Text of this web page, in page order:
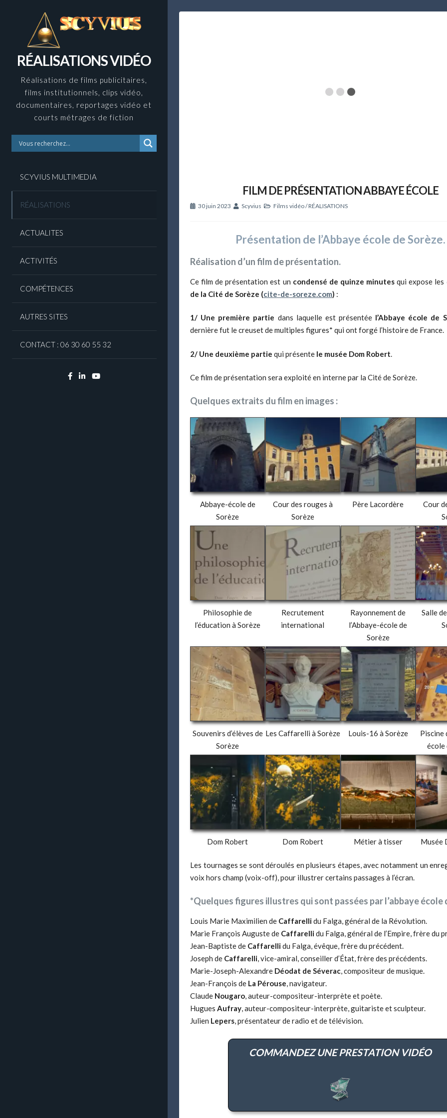
RÉALISATIONS VIDÉO
Réalisations de films publicitaires,
films institutionnels, clips vidéo,
documentaires, reportages vidéo et
courts métrages de fiction
SCYVIUS MULTIMEDIA
RÉALISATIONS
ACTUALITES
ACTIVITÉS
COMPÉTENCES
AUTRES SITES
CONTACT : 06 30 60 55 32
Facebook
LinkedinYouTube
FILM DE PRÉSENTATION ABBAYE ÉCOLE
30 juin 2023 Scyvius Films vidéo/RÉALISATIONS
Présentation de l’Abbaye école de Sorèze.
Réalisation d’un film de présentation.
Ce film de présentation est un condensé de quinze minutes qui expose les
de la Cité de Sorèze (cite-de-soreze.com) :
1/ Une première partie dans laquelle est présentée l’Abbaye école de
dernière fut le creuset de multiples figures* qui ont forgé l’histoire de France.
2/ Une deuxième partie qui présente le musée Dom Robert.
Ce film de présentation sera exploité en interne par la Cité de Sorèze.
Quelques extraits du film en images :
Abbaye-école de
Sorèze
Cour des rouges à
Sorèze
Père Lacordère
Cour
Philosophie de
l’éducation à Sorèze
Recrutement
international
Rayonnement de
l’Abbaye-école de
Sorèze
Salle
Souvenirs d’élèves de
Sorèze
Les Caffarelli à Sorèze Louis-16 à Sorèze
Piscine
école
Dom Robert Dom Robert Métier à tisser Musée
Les tournages se sont déroulés en plusieurs étapes, avec notamment un
voix hors champ (voix-off), pour illustrer certains passages à l’écran.
*Quelques figures illustres qui sont passées par l’abbaye école
Louis Marie Maximilien de Caffarellidu Falga, général de la Révolution.
Marie François Auguste de Caffarellidu Falga, général de l’Empire, frère du
Jean-Baptiste de Caffarellidu Falga, évêque, frère du précédent.
Joseph de Caffarelli, vice-amiral, conseiller d’État, frère des précédents.
Marie-Joseph-Alexandre Déodat de Séverac, compositeur de musique.
Jean-François de La Pérouse, navigateur.
Claude Nougaro, auteur-compositeur-interprète et poète.
Hugues Aufray, auteur-compositeur-interprète, guitariste et sculpteur.
Julien Lepers, présentateur de radio et de télévision.
COMMANDEZ UNE PRESTATION VIDÉO
DE LA TECHNIQUE FILMS VIDÉO
REPORTAGES
TRAITEMENT DE
VIDÉOS PAR
LOTS
CLIPS VIDÉO